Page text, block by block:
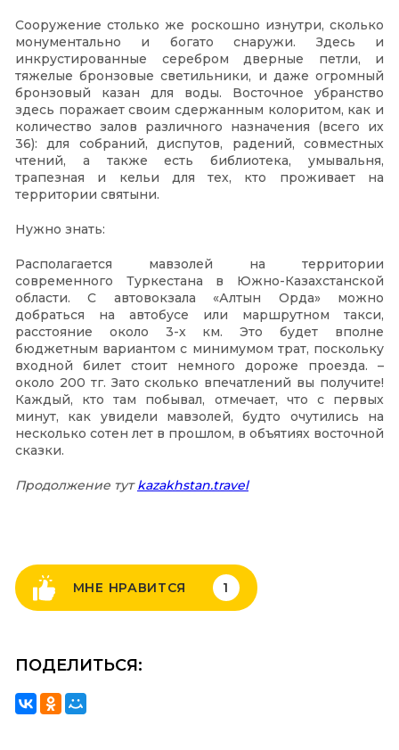
Сооружение столько же роскошно изнутри, сколько
монументально и богато снаружи. Здесь и
инкрустированные серебром дверные петли, и
тяжелые бронзовые светильники, и даже огромный
бронзовый казан для воды. Восточное убранство
здесь поражает своим сдержанным колоритом, как и
количество залов различного назначения (всего их
36): для собраний, диспутов, радений, совместных
чтений, а также есть библиотека, умывальня,
трапезная и кельи для тех, кто проживает на
территории святыни.
Нужно знать:
Располагается мавзолей на территории
современного Туркестана в Южно-Казахстанской
области. С автовокзала «Алтын Орда» можно
добраться на автобусе или маршрутном такси,
расстояние около 3-х км. Это будет вполне
бюджетным вариантом с минимумом трат, поскольку
входной билет стоит немного дороже проезда. –
около 200 тг. Зато сколько впечатлений вы получите!
Каждый, кто там побывал, отмечает, что с первых
минут, как увидели мавзолей, будто очутились на
несколько сотен лет в прошлом, в объятиях восточной
сказки.
Продолжение тутkazakhstan.travel
МНЕ НРАВИТСЯ 1
ПОДЕЛИТЬСЯ: